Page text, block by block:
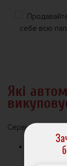
Які
Сервіс викуповує
—